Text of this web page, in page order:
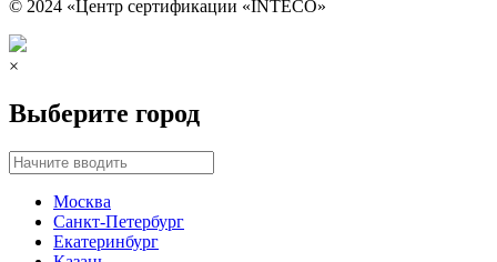
© 2024 «Центр сертификации «INTECO»
×
Выберите город
Москва
Санкт-Петербург
Екатеринбург